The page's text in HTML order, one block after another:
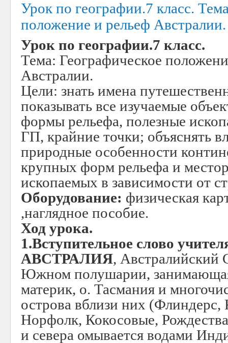
Урок по географии.7 класс.
положение и рельеф Австралии.
Урок по географии.7 класс.
Тема: Географическое
Австралии.
Цели: знать имена
показывать все изучаемые
формы рельефа, полезные
ГП, крайние точки; объяснять
природные особенности
крупных форм рельефа и
ископаемых в зависимости от
Оборудование: физическая
,наглядное пособие.
Ход урока.
1.Вступительное слово
АВСТРАЛИЯ, Австралийский
Южном полушарии,
материк, о. Тасмания и
острова вблизи них (Флиндерс,
Норфолк, Кокосовые,
и севера омывается водами